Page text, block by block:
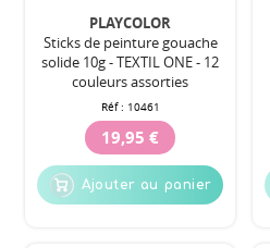
PLAYCOLOR
Sticks de peinture gouache
solide 10g - TEXTIL ONE - 12
couleurs assorties
Réf : 10461
19,95 €
Ajouter au panier